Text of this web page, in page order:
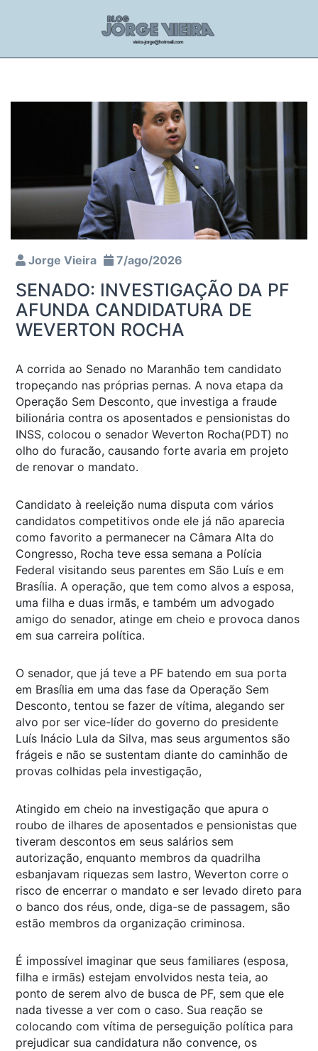
Jorge Vieira 7/ago/2026
SENADO: INVESTIGAÇÃO DA PF
AFUNDA CANDIDATURA DE
WEVERTON ROCHA
A corrida ao Senado no Maranhão tem candidato
tropeçando nas próprias pernas. A nova etapa da
Operação Sem Desconto, que investiga a fraude
bilionária contra os aposentados e pensionistas do
INSS, colocou o senador Weverton Rocha(PDT) no
olho do furacão, causando forte avaria em projeto
de renovar o mandato.
Candidato à reeleição numa disputa com vários
candidatos competitivos onde ele já não aparecia
como favorito a permanecer na Câmara Alta do
Congresso, Rocha teve essa semana a Polícia
Federal visitando seus parentes em São Luís e em
Brasília. A operação, que tem como alvos a esposa,
uma filha e duas irmãs, e também um advogado
amigo do senador, atinge em cheio e provoca danos
em sua carreira política.
O senador, que já teve a PF batendo em sua porta
em Brasília em uma das fase da Operação Sem
Desconto, tentou se fazer de vítima, alegando ser
alvo por ser vice-líder do governo do presidente
Luís Inácio Lula da Silva, mas seus argumentos são
frágeis e não se sustentam diante do caminhão de
provas colhidas pela investigação,
Atingido em cheio na investigação que apura o
roubo de ilhares de aposentados e pensionistas que
tiveram descontos em seus salários sem
autorização, enquanto membros da quadrilha
esbanjavam riquezas sem lastro, Weverton corre o
risco de encerrar o mandato e ser levado direto para
o banco dos réus, onde, diga-se de passagem, são
estão membros da organização criminosa.
É impossível imaginar que seus familiares (esposa,
filha e irmãs) estejam envolvidos nesta teia, ao
ponto de serem alvo de busca de PF, sem que ele
nada tivesse a ver com o caso. Sua reação se
colocando com vítima de perseguição política para
prejudicar sua candidatura não convence, os